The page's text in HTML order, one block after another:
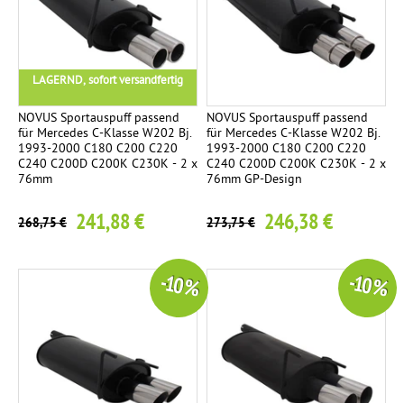
LAGERND, sofort versandfertig
NOVUS Sportauspuff passend
für Mercedes C-Klasse W202 Bj.
1993-2000 C180 C200 C220
C240 C200D C200K C230K - 2 x
76mm
268,75 € 241,88 €
NOVUS Sportauspuff passend
für Mercedes C-Klasse W202 Bj.
1993-2000 C180 C200 C220
C240 C200D C200K C230K - 2 x
76mm GP-Design
273,75 € 246,38 €
-10 % -10 %